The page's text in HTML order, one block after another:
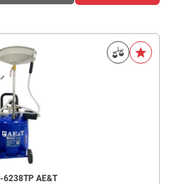
AE&T